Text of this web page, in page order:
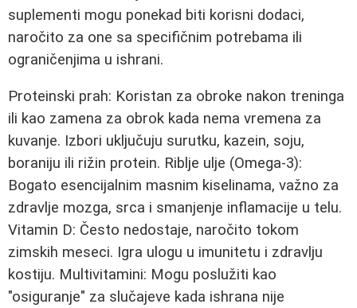
suplementi mogu ponekad biti korisni dodaci,
naročito za one sa specifičnim potrebama ili
ograničenjima u ishrani.
Proteinski prah: Koristan za obroke nakon treninga
ili kao zamena za obrok kada nema vremena za
kuvanje. Izbori uključuju surutku, kazein, soju,
boraniju ili rižin protein. Riblje ulje (Omega-3):
Bogato esencijalnim masnim kiselinama, važno za
zdravlje mozga, srca i smanjenje inflamacije u telu.
Vitamin D: Često nedostaje, naročito tokom
zimskih meseci. Igra ulogu u imunitetu i zdravlju
kostiju. Multivitamini: Mogu poslužiti kao
"osiguranje" za slučajeve kada ishrana nije